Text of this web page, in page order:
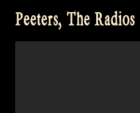
Peeters, The Radios